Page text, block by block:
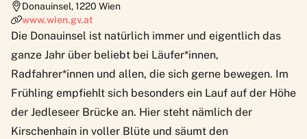
Donauinsel,1220 Wien
www.wien.gv.at
Die Donauinsel ist natürlich immer und eigentlich das
ganze Jahr über beliebt bei Läufer*innen,
Radfahrer*innen und allen, die sich gerne bewegen. Im
Frühling empfiehlt sich besonders ein Lauf auf der Höhe
der Jedleseer Brücke an. Hier steht nämlich der
Kirschenhain in voller Blüte und säumt den